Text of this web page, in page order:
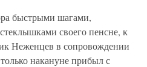
быстрыми шагами,
своего пенсне, к
Неженцев в сопровождении
накануне прибыл с